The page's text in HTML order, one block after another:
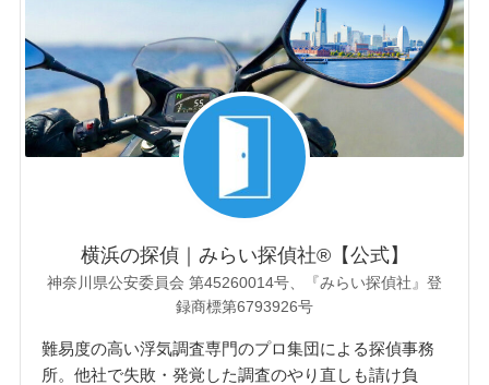
横浜の探偵｜みらい探偵社®︎【公式】
神奈川県公安委員会 第45260014号、『みらい探偵社』登
録商標第6793926号
難易度の高い浮気調査専門のプロ集団による探偵事務
所。他社で失敗・発覚した調査のやり直しも請け負